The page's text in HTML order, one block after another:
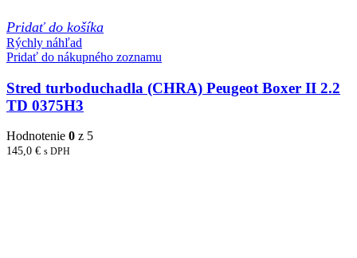
Pridať do košíka
Rýchly náhľad
Pridať do nákupného zoznamu
Stred turboduchadla (CHRA) Peugeot Boxer II 2.2
TD 0375H3
Hodnotenie 0 z 5
145,0 € s DPH